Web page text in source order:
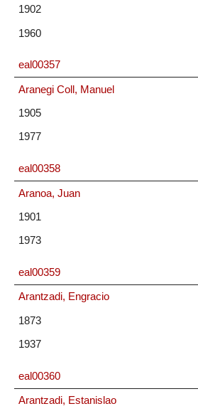
1902
1960
eal00357
Aranegi Coll, Manuel
1905
1977
eal00358
Aranoa, Juan
1901
1973
eal00359
Arantzadi, Engracio
1873
1937
eal00360
Arantzadi, Estanislao